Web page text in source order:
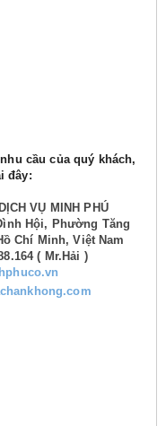
cầu của quý khách,
đây:
VỤ MINH PHÚ
Hội, Phường Tăng
Chí Minh, Việt Nam
( Mr.Hải )